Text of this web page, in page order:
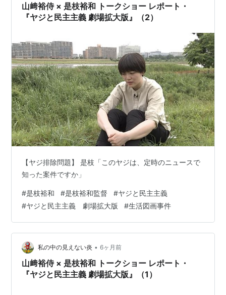
山﨑裕侍 × 是枝裕和 トークショー レポート・
『ヤジと民主主義 劇場拡大版』（2）
【ヤジ排除問題】 是枝「このヤジは、定時のニュースで
知った案件ですか」
#是枝裕和 #是枝裕和監督 #ヤジと民主主義
#ヤジと民主主義 劇場拡大版 #生活図画事件
私の中の見えない炎 • 6ヶ月前
山﨑裕侍 × 是枝裕和 トークショー レポート・
『ヤジと民主主義 劇場拡大版』（1）